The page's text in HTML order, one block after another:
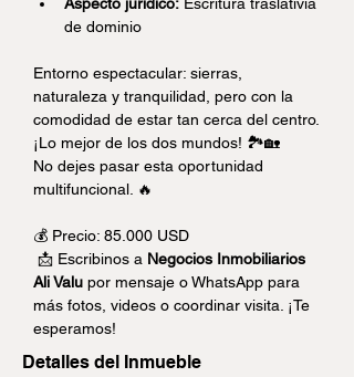
de dominio
Entorno espectacular: sierras,
naturaleza y tranquilidad, pero con la
comodidad de estar tan cerca del centro.
¡Lo mejor de los dos mundos! 🏞️🏡
No dejes pasar esta oportunidad
multifuncional. 🔥
💰 Precio: 85.000 USD
📩 Escribinos a Negocios Inmobiliarios
Ali Valu por mensaje o WhatsApp para
más fotos, videos o coordinar visita. ¡Te
esperamos!
Detalles del Inmueble